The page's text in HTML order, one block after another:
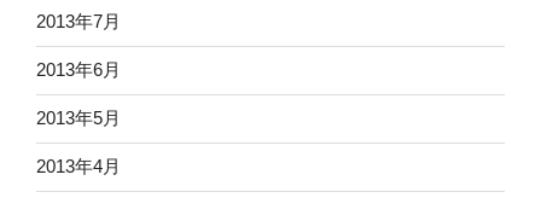
2013年7月
2013年6月
2013年5月
2013年4月